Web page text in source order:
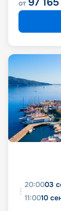
от
20:0003
11:0010